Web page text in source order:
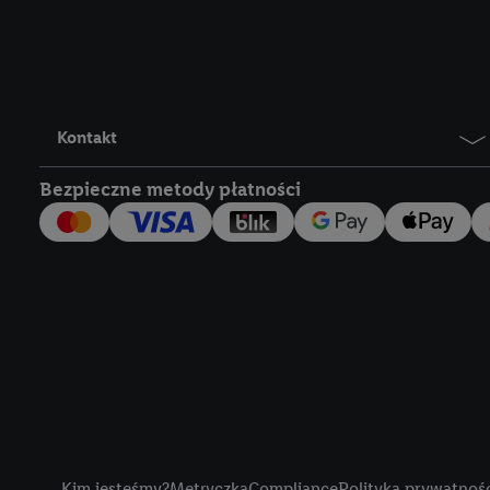
Kontakt
Bezpieczne metody płatności
Lidl Plus, możemy
wymienionych
następnie
użytkownika w
my i jeden z innych
Użytkownik upoważnia
usługach Lidl. Utiq
tak, Utiq udostępni
numeru
wykorzystany do
szczególności
obsługiwanych przez
korzystanie z
lub